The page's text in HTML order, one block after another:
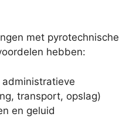
met pyrotechnische
hebben:
transport, opslag)
en geluid